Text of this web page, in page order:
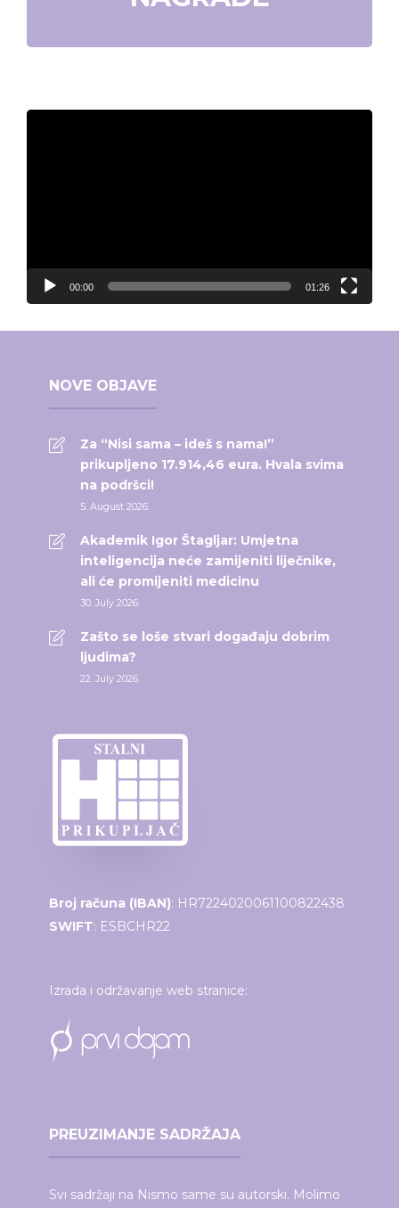
Video
00:00 01:26
NOVE OBJAVE
Za “Nisi sama – ideš s nama!”
prikupljeno 17.914,46 eura. Hvala svima
na podršci!
5. August 2026.
Akademik Igor Štagljar: Umjetna
inteligencija neće zamijeniti liječnike,
ali će promijeniti medicinu
30. July 2026.
Zašto se loše stvari događaju dobrim
ljudima?
22. July 2026.
Broj računa (IBAN): HR7224020061100822438
SWIFT: ESBCHR22
Izrada i održavanje web stranice:
PREUZIMANJE SADRŽAJA
Svi sadržaji na Nismo same su autorski. Molimo